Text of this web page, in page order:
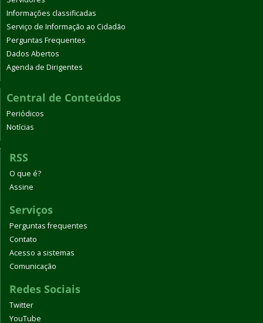
Informações classificadas
Serviço de Informação ao Cidadão
Perguntas Frequentes
Dados Abertos
Agenda de Dirigentes
Central de Conteúdos
Periódicos
Notícias
RSS
O que é?
Assine
Serviços
Perguntas frequentes
Contato
Acesso a sistemas
Comunicação
Redes Sociais
Twitter
YouTube